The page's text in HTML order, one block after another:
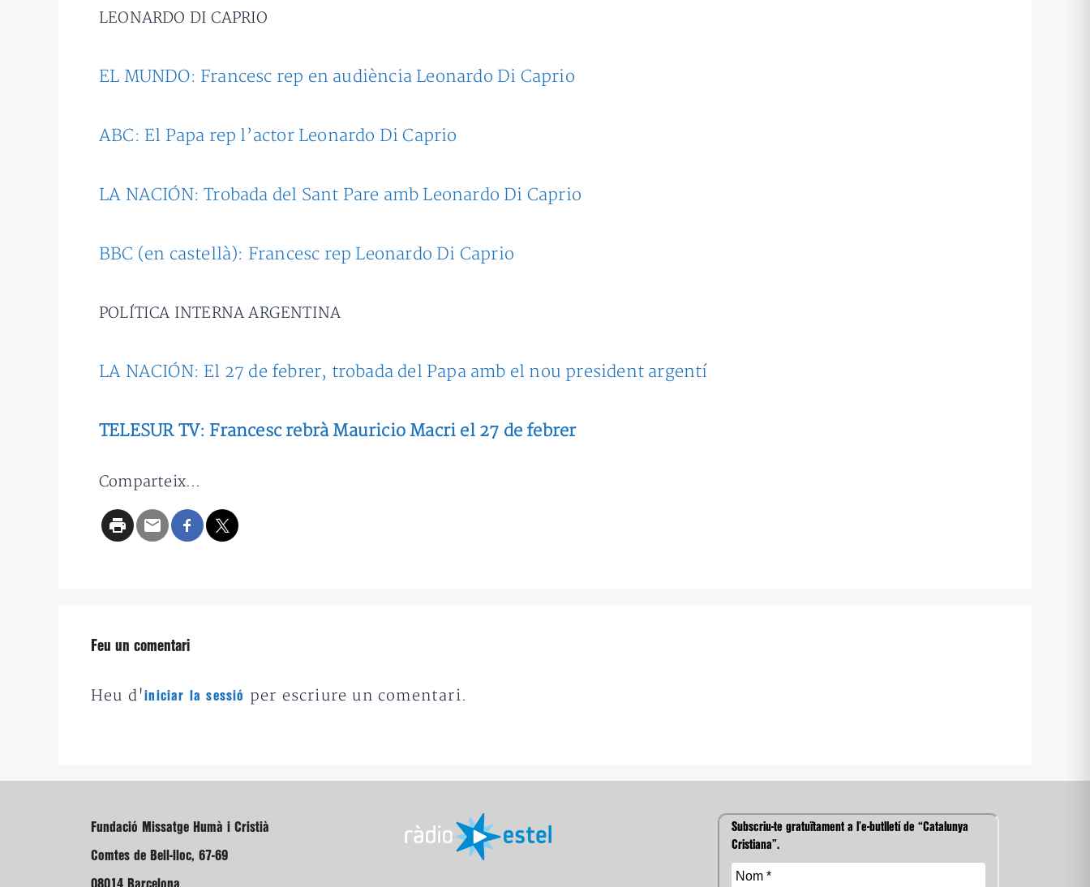
LEONARDO DI CAPRIO
EL MUNDO: Francesc rep en audiència Leonardo Di Caprio
ABC: El Papa rep l’actor Leonardo Di Caprio
LA NACIÓN: Trobada del Sant Pare amb Leonardo Di Caprio
BBC (en castellà): Francesc rep Leonardo Di Caprio
POLÍTICA INTERNA ARGENTINA
LA NACIÓN: El 27 de febrer, trobada del Papa amb el nou president argentí
TELESUR TV: Francesc rebrà Mauricio Macri el 27 de febrer
Comparteix...
Feu un comentari
Heu d'iniciar la sessió per escriure un comentari.
Fundació Missatge Humà i Cristià
Comtes de Bell-lloc, 67-69
08014 Barcelona
Subscriu-te gratuïtament a l’e-butlletí de “Catalunya
Cristiana”.